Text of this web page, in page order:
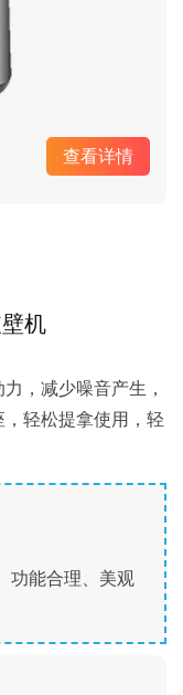
查看详情
机
，减少噪音产生，
轻松提拿使用，轻
功能合理、美观